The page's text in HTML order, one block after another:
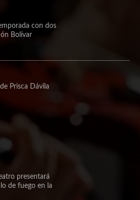
con dos
Bolívar
Prisca Dávila
presentará
de fuego en la